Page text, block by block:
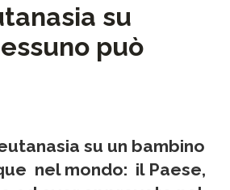
su
può
su un bambino
nel mondo: il Paese,